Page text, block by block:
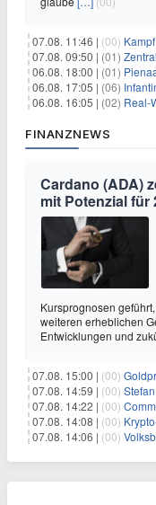
07.08. 11:46 | (00) Kampf
07.08. 09:50 | (01)
06.08. 18:00 | (01)
06.08. 17:05 | (06)
06.08. 16:05 | (02) Real-
FINANZNEWS
Cardano (ADA)
mit Potenzial für
Kursprognosen
weiteren erheblichen
Entwicklungen und
07.08. 15:00 | (00)
07.08. 14:59 | (00) Stefan
07.08. 14:22 | (00)
07.08. 14:08 | (00)
07.08. 14:06 | (00) Volksbank